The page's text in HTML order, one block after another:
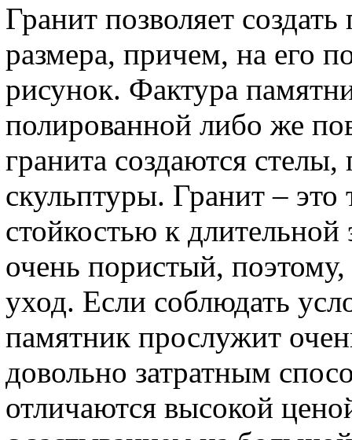
Гранит позволяет
размера, причем, на его
рисунок. Фактура
полированной либо же
гранита создаются
скульптуры. Гранит – это
стойкостью к
очень пористый,
уход. Если соблюдать
памятник прослужит
довольно затратным
отличаются высокой